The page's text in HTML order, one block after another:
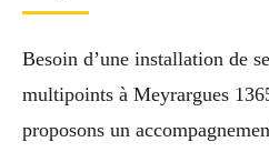
Besoin d’une installation de
multipoints à Meyrargues
proposons un